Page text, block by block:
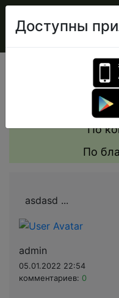
Мнения
По
По
asdasd ...
admin
05.01.2022 22:54
комментариев: 0
Доступны